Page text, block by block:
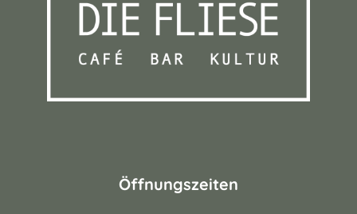
Öffnungszeiten